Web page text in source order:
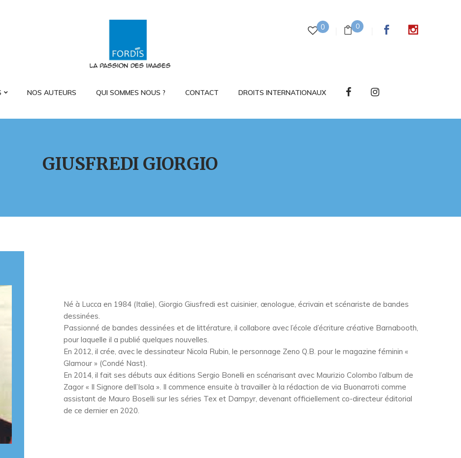
0 0
NOS AUTEURS QUI SOMMES NOUS ? CONTACT DROITS INTERNATIONAUX
GIUSFREDI GIORGIO
Né à Lucca en 1984 (Italie), Giorgio Giusfredi est cuisinier, œnologue, écrivain et scénariste de bandes
dessinées.
Passionné de bandes dessinées et de littérature, il collabore avec l’école d’écriture créative Barnabooth,
pour laquelle il a publié quelques nouvelles.
En 2012, il crée, avec le dessinateur Nicola Rubin, le personnage Zeno Q.B. pour le magazine féminin «
Glamour » (Condé Nast).
En 2014, il fait ses débuts aux éditions Sergio Bonelli en scénarisant avec Maurizio Colombo l’album de
Zagor « Il Signore dell’Isola ». Il commence ensuite à travailler à la rédaction de via Buonarroti comme
assistant de Mauro Boselli sur les séries Tex et Dampyr, devenant officiellement co-directeur éditorial
de ce dernier en 2020.